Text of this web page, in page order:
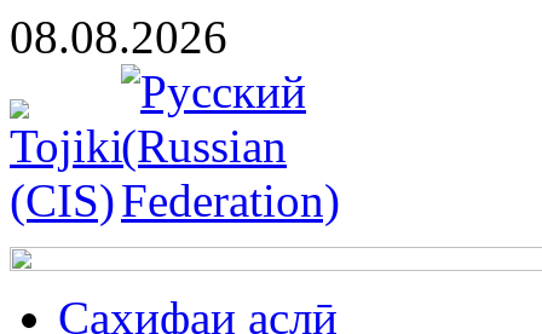
08.08.2026
Cаҳифаи аслӣ